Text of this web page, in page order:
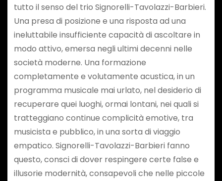
tutto il senso del trio Signorelli-Tavolazzi-Barbieri.
Una presa di posizione e una risposta ad una
ineluttabile insufficiente capacità di ascoltare in
modo attivo, emersa negli ultimi decenni nelle
società moderne. Una formazione
completamente e volutamente acustica, in un
programma musicale mai urlato, nel desiderio di
recuperare quei luoghi, ormai lontani, nei quali si
tratteggiano continue complicità emotive, tra
musicista e pubblico, in una sorta di viaggio
empatico. Signorelli-Tavolazzi-Barbieri fanno
questo, consci di dover respingere certe false e
illusorie modernità, consapevoli che nelle piccole